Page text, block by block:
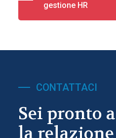
gestione HR
CONTATTACI
Sei pronto